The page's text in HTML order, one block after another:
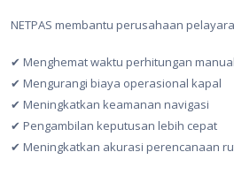
NETPAS membantu perusahaan
✔ Menghemat waktu perhitungan manual
✔ Mengurangi biaya operasional kapal
✔ Meningkatkan keamanan navigasi
✔ Pengambilan keputusan lebih cepat
✔ Meningkatkan akurasi perencanaan